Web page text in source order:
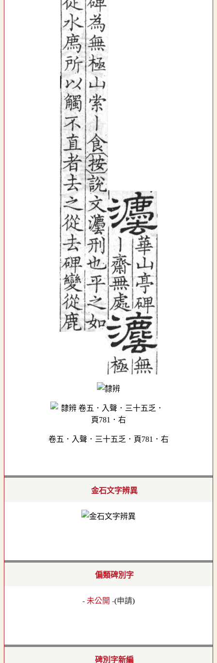
卷五．入聲．三十五乏．頁781．右
金石文字辨異
偏類碑別字
- 未公開 -(申請)
碑別字新編